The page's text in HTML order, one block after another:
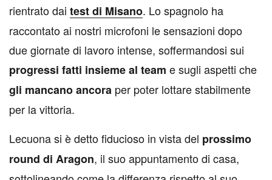
rientrato dai test di Misano. Lo spagnolo ha
raccontato ai nostri microfoni le sensazioni dopo
due giornate di lavoro intense, soffermandosi sui
progressi fatti insieme al team e sugli aspetti che
gli mancano ancora per poter lottare stabilmente
per la vittoria.
Lecuona si è detto fiducioso in vista del prossimo
round di Aragon, il suo appuntamento di casa,